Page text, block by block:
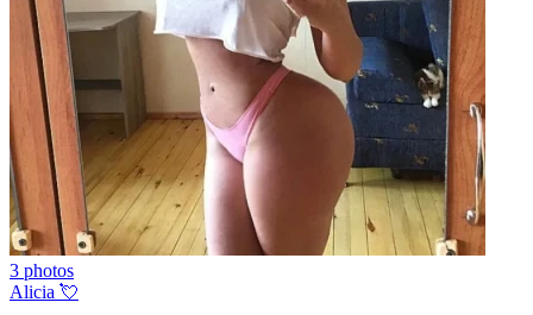
3 photos
Alicia 💘